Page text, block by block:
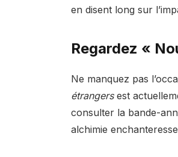
en disent long sur
Regardez «
Ne manquez pas
étrangersest
consulter la bande-
alchimie